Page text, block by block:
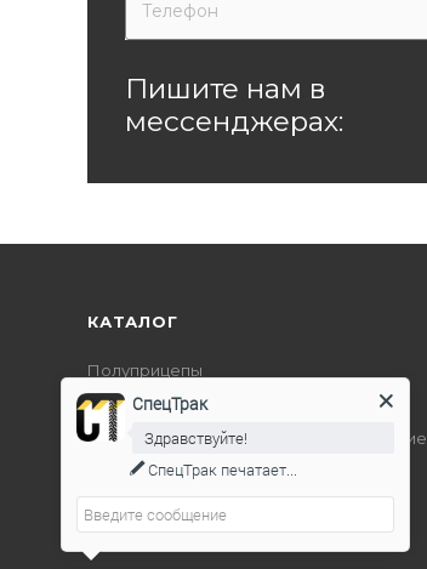
Пишите нам в
мессенджерах:
КАТАЛОГ
Полуприцепы
Дорожно-строительная техника
Подъемно-транспортное оборудование
СпецТрак
Здравствуйте!
СпецТрак печатает...